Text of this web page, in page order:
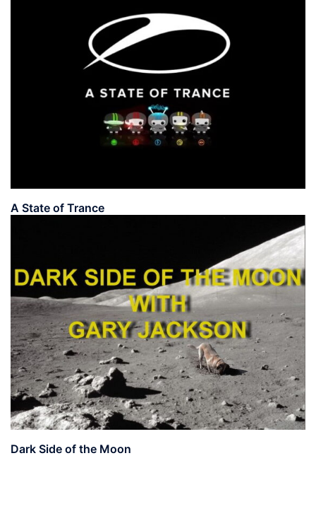
A State of Trance
Dark Side of the Moon